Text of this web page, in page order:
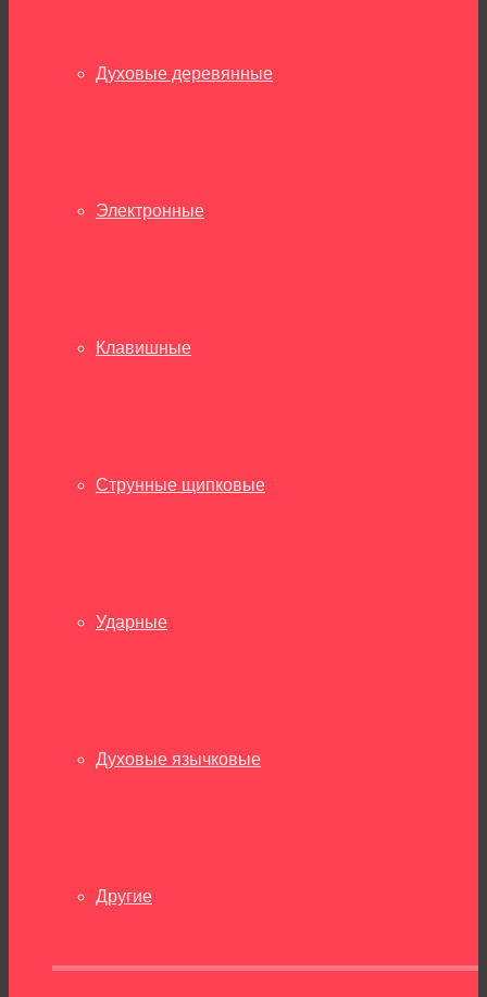
Духовые деревянные
Электронные
Клавишные
Струнные щипковые
Ударные
Духовые язычковые
Другие